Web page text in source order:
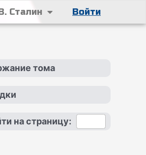
Сталин Войти
тома
на страницу: